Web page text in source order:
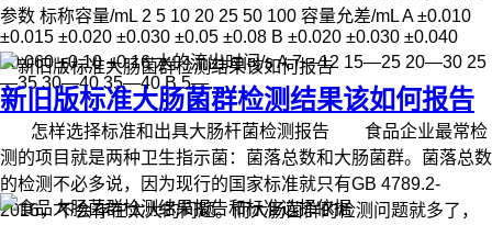
参数 标称容量/mL 2 5 10 20 25 50 100 容量允差/mL A ±0.010
±0.015 ±0.020 ±0.030 ±0.05 ±0.08 B ±0.020 ±0.030 ±0.040
±0.060 ±0.10 ±0.16 水的流出时间/s A 7—12 15—25 20—30 25
—35 30—40 35—40 B 5—...
新旧版标准大肠菌群检测结果该如何报告
怎样选择标准和出具大肠杆菌检测报告 食品企业最常检
测的项目就是两种卫生指示菌：菌落总数和大肠菌群。菌落总数
的检测不必多说，因为现行的国家标准就只有GB 4789.2-
2016，不会存在太大的问题。而大肠菌群的检测问题就多了，